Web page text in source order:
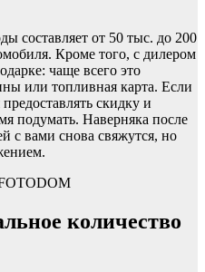
составляет от 50 тыс. до 200
Кроме того, с дилером
чаще всего это
или топливная карта. Если
скидку и
подумать. Наверняка после
с вами снова свяжутся, но
количество